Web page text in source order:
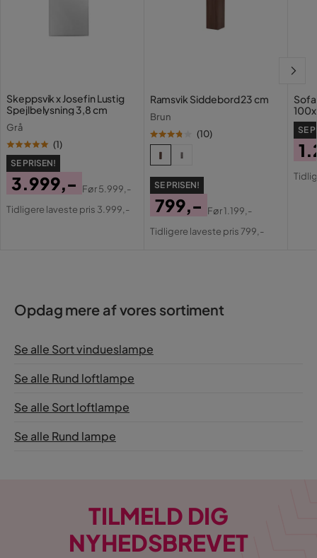
Farve
Serie
Rödäng x Josefin
Skeppsvik x Josefin Lustig
Spejlbelysning 3,8 cm
Grå
(1)
SE PRISEN!
Pris
3.999,-
Original
Før5.999,-
Tidligere laveste pris 3.999,-
Ramsvik Siddebord 23 cm
Brun
(10)
SE PRISEN!
Pris
799,-
Original
Før1.199,-
Tidligere laveste pris 799,-
SE
Opdag mere af vores sortiment
Se alle Sort vindueslampe
Se alle Rund loftlampe
Se alle Sort loftlampe
Se alle Rund lampe
TILMELD DIG
NYHEDSBREVET